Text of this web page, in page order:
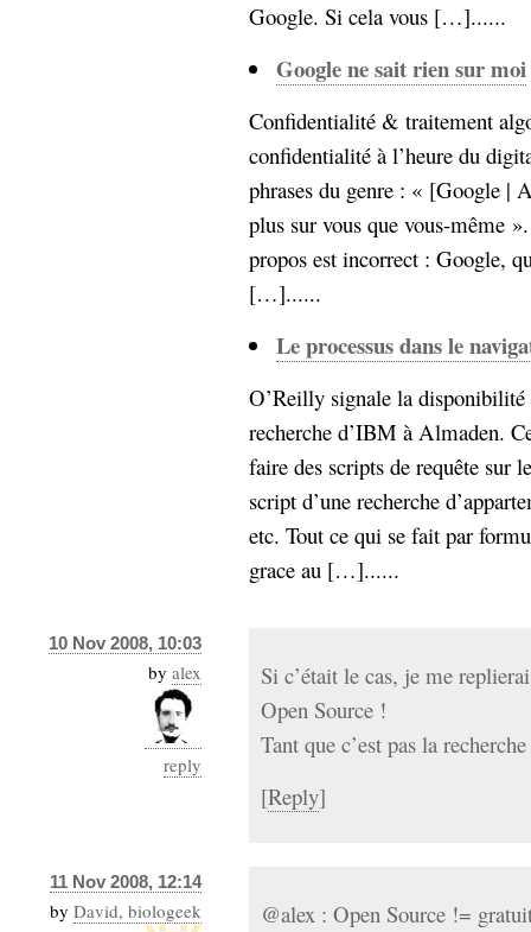
Google. Si cela vous […]......
Google ne sait rien sur moi
Confidentialité & traitement
confidentialité à l’heure du
phrases du genre : « [Google |
plus sur vous que vous-même
propos est incorrect : Google,
[…]......
Le processus dans le
O’Reilly signale la
recherche d’IBM à Almaden.
faire des scripts de requête sur
script d’une recherche
etc. Tout ce qui se fait par
grace au […]......
10 Nov 2008, 10:03
by alex
reply
Si c’était le cas, je me
Open Source !
Tant que c’est pas la
[Reply]
11 Nov 2008, 12:14
by David, biologeek
@alex : Open Source !=